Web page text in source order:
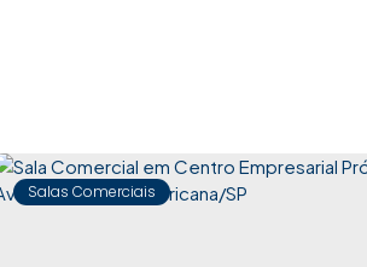
Salas Comerciais